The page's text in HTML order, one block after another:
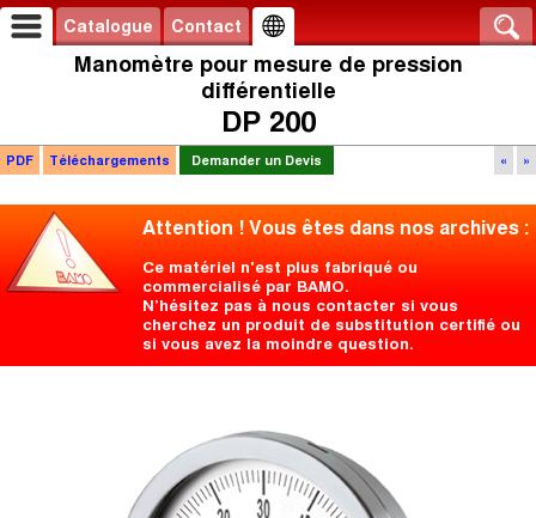
Catalogue Contact
Manomètre pour mesure de pression
différentielle
DP 200
« »
PDF Téléchargements Demander un Devis
Attention ! Vous êtes dans nos archives :
Ce matériel n'est plus fabriqué ou
commercialisé par BAMO.
N’hésitez pas à nous contacter si vous
cherchez un produit de substitution certifié ou
si vous avez la moindre question.